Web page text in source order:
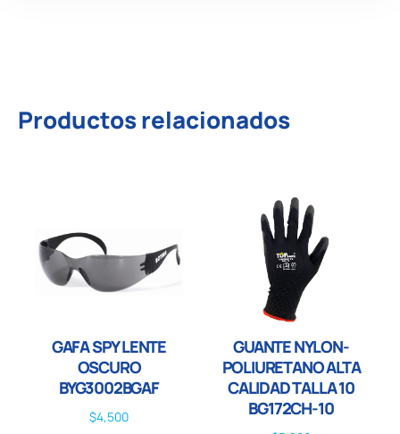
Productos relacionados
GAFA SPY LENTE
OSCURO
BYG3002BGAF
$4,500
GUANTE NYLON-
POLIURETANO ALTA
CALIDAD TALLA 10
BG172CH-10